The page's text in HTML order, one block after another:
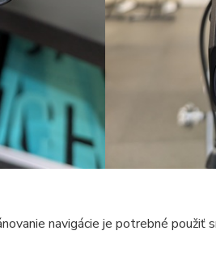
navigácie je potrebné použiť